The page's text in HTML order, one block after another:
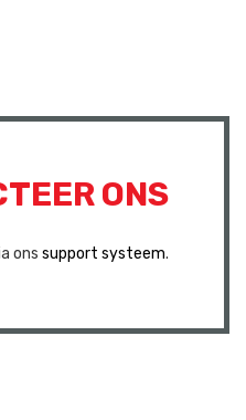
ONS
ons support systeem.